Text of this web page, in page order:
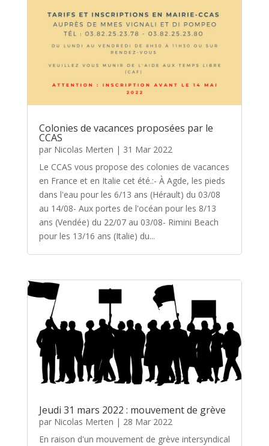
Colonies de vacances proposées par le
CCAS
par Nicolas Merten | 31 Mar 2022
Le CCAS vous propose des colonies de vacances
en France et en Italie cet été.:- À Agde, les pieds
dans l'eau pour les 6/13 ans (Hérault) du 03/08
au 14/08- Aux portes de l'océan pour les 8/13
ans (Vendée) du 22/07 au 03/08- Rimini Beach
pour les 13/16 ans (Italie) du...
Jeudi 31 mars 2022 : mouvement de grève
par Nicolas Merten | 28 Mar 2022
En raison d'un mouvement de grève intersyndical